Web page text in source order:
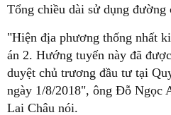
Tổng chiều dài sử dụng đường
"Hiện địa phương thống nhất
án 2. Hướng tuyến này đã
duyệt chủ trương đầu tư tại
ngày 1/8/2018", ông Đỗ Ngọc
Lai Châu nói.